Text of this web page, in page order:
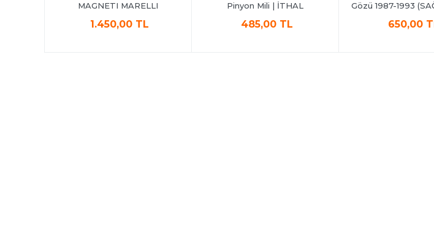
MAGNETI MARELLI
1.450,00 TL
Pinyon Mili | İTHAL
485,00 TL
Gözü 1987-1993
650,00